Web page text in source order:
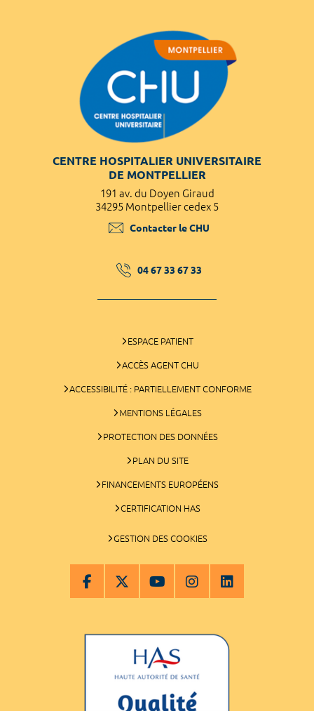
CENTRE HOSPITALIER UNIVERSITAIRE
DE MONTPELLIER
191 av. du Doyen Giraud
34295 Montpellier cedex 5
Contacter le CHU
04 67 33 67 33
ESPACE PATIENT
ACCÈS AGENT CHU
ACCESSIBILITÉ : PARTIELLEMENT CONFORME
MENTIONS LÉGALES
PROTECTION DES DONNÉES
PLAN DU SITE
FINANCEMENTS EUROPÉENS
CERTIFICATION HAS
GESTION DES COOKIES